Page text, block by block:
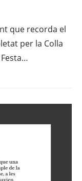
que recorda el
per la Colla